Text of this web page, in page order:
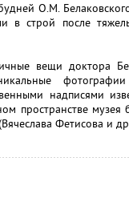
О.М.
в строй после
вещи доктора
надписями
пространстве
Фетисова и